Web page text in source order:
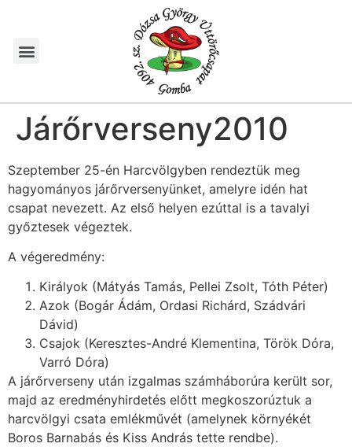
Járőrverseny2010
Szeptember 25-én Harcvölgyben rendeztük meg
hagyományos járőrversenyünket, amelyre idén hat
csapat nevezett. Az első helyen ezúttal is a tavalyi
győztesek végeztek.
A végeredmény:
Királyok (Mátyás Tamás, Pellei Zsolt, Tóth Péter)
Azok (Bogár Ádám, Ordasi Richárd, Szádvári
Dávid)
Csajok (Keresztes-André Klementina, Török Dóra,
Varró Dóra)
A járőrverseny után izgalmas számháborúra került sor,
majd az eredményhirdetés előtt megkoszorúztuk a
harcvölgyi csata emlékművét (amelynek környékét
Boros Barnabás és Kiss András tette rendbe).